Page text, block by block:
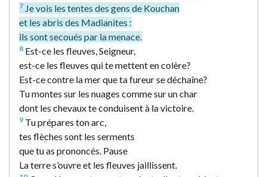
7 Je vois les tentes des gens de Kouchan
et les abris des Madianites :
ils sont secoués par la menace.
8 Est-ce les fleuves, Seigneur,
est-ce les fleuves qui te mettent en colère?
Est-ce contre la mer que ta fureur se déchaîne?
Tu montes sur les nuages comme sur un char
dont les chevaux te conduisent à la victoire.
9 Tu prépares ton arc,
tes flèches sont les serments
que tu as prononcés. Pause
La terre s’ouvre et les fleuves jaillissent.